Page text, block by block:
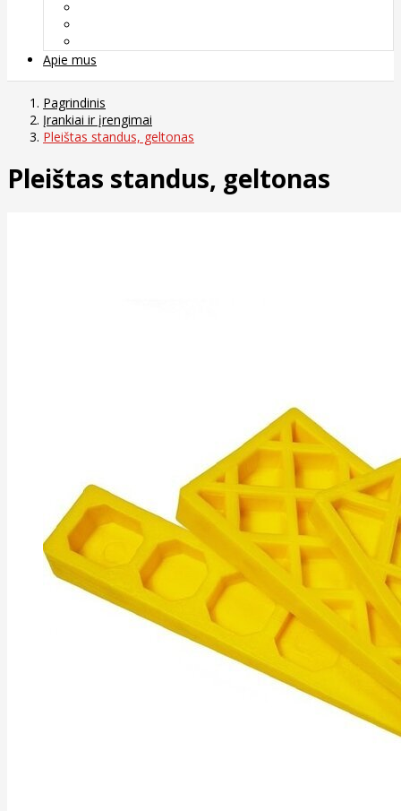
Apie mus
Pagrindinis
Įrankiai ir įrengimai
Pleištas standus, geltonas
Pleištas standus, geltonas